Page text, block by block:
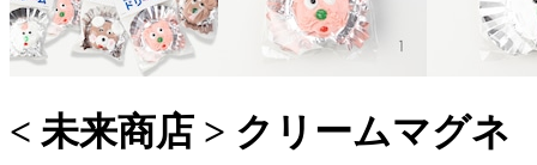
< 未来商店 > クリームマグネ